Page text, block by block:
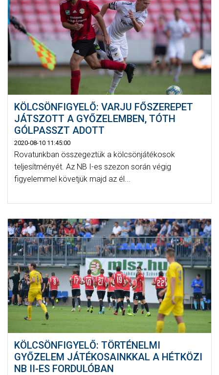
KÖLCSÖNFIGYELŐ: VARJU FŐSZEREPET
JÁTSZOTT A GYŐZELEMBEN, TÓTH
GÓLPASSZT ADOTT
2020-08-10 11:45:00
Rovatunkban összegeztük a kölcsönjátékosok
teljesítményét. Az NB I-es szezon során végig
figyelemmel követjük majd az él...
KÖLCSÖNFIGYELŐ: TÖRTÉNELMI
GYŐZELEM JÁTÉKOSAINKKAL A HÉTKÖZI
NB II-ES FORDULÓBAN